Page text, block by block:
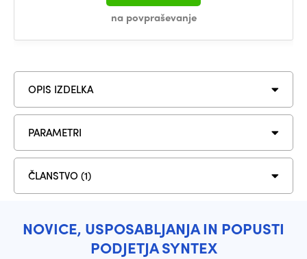
na povpraševanje
OPIS IZDELKA
PARAMETRI
ČLANSTVO (1)
NOVICE, USPOSABLJANJA IN POPUSTI
PODJETJA SYNTEX